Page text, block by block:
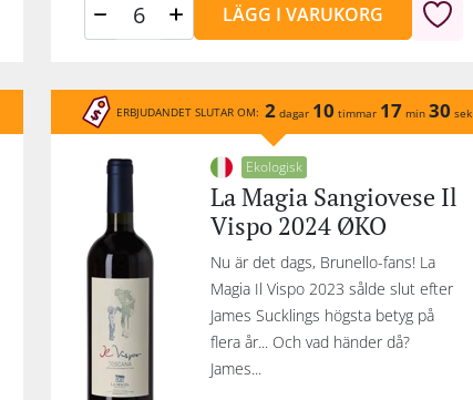
LÄGG I VARUKORG
ERBJUDANDET SLUTAR OM: 2dagar 10 timmar 17 min 30 sek
Ekologisk
La Magia Sangiovese Il
Vispo 2024 ØKO
Nu är det dags, Brunello-fans! La
Magia Il Vispo 2023 sålde slut efter
James Sucklings högsta betyg på
flera år... Och vad händer då?
James...